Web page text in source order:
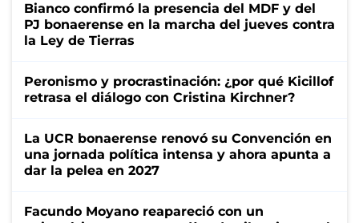
Bianco confirmó la presencia del MDF y del
PJ bonaerense en la marcha del jueves contra
la Ley de Tierras
Peronismo y procrastinación: ¿por qué Kicillof
retrasa el diálogo con Cristina Kirchner?
La UCR bonaerense renovó su Convención en
una jornada política intensa y ahora apunta a
dar la pelea en 2027
Facundo Moyano reapareció con un